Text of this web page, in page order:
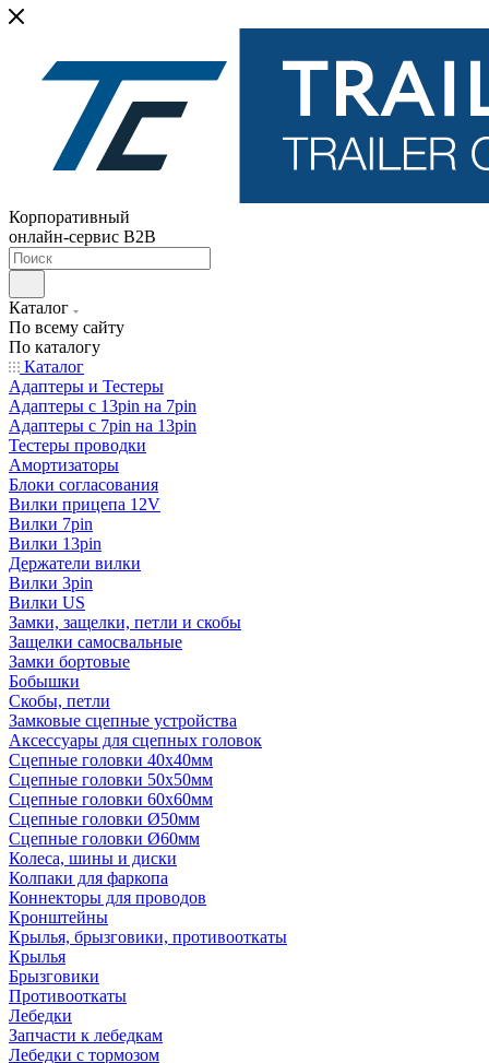
Корпоративный
онлайн-сервис B2B
Каталог
По всему сайту
По каталогу
Каталог
Адаптеры и Тестеры
Адаптеры с 13pin на 7pin
Адаптеры с 7pin на 13pin
Тестеры проводки
Амортизаторы
Блоки согласования
Вилки прицепа 12V
Вилки 7pin
Вилки 13pin
Держатели вилки
Вилки 3pin
Вилки US
Замки, защелки, петли и скобы
Защелки самосвальные
Замки бортовые
Бобышки
Скобы, петли
Замковые сцепные устройства
Аксессуары для сцепных головок
Сцепные головки 40x40мм
Сцепные головки 50x50мм
Сцепные головки 60x60мм
Сцепные головки Ø50мм
Сцепные головки Ø60мм
Колеса, шины и диски
Колпаки для фаркопа
Коннекторы для проводов
Кронштейны
Крылья, брызговики, противооткаты
Крылья
Брызговики
Противооткаты
Лебедки
Запчасти к лебедкам
Лебедки с тормозом